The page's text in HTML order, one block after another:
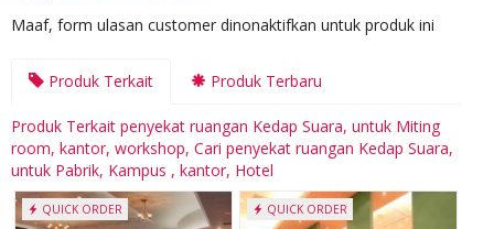
Maaf, form ulasan customer dinonaktifkan untuk produk ini
Produk Terkait Produk Terbaru
Produk Terkait penyekat ruangan Kedap Suara, untuk Miting
room, kantor, workshop, Cari penyekat ruangan Kedap Suara,
untuk Pabrik, Kampus , kantor, Hotel
QUICK ORDER QUICK ORDER